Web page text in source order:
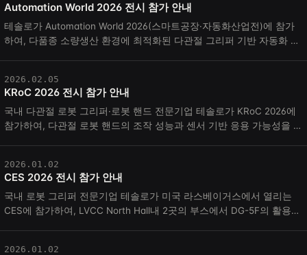
Automation World 2026 전시 참가 안내
테솔로가 Automation World 2026(스마트공장·자동화산업전)에 참가
하여, 다품종 소량생산 환경에 최적화된 다관절 그리퍼 기반 자동화 솔
KRoC 2026 전시 참가 안내
국내 다관절 로봇 그리퍼·로봇 핸드 전문기업 테솔로가 KRoC 2026에
참가하여, 다관절 로봇 핸드의 조작 성능과 센서 기반 응용 가능성을 현
2026.02.05
CES 2026 전시 참가 안내
국내 로봇 그리퍼 전문기업 테솔로가 미국 라스베이거스에서 열리는
CES에 참가하여, LVCC North Hall내 2곳의 부스에서 DG-5F의 활용성
2026.01.02
2026.01.02